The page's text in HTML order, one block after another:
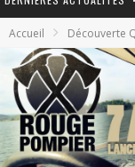
Accueil Découverte